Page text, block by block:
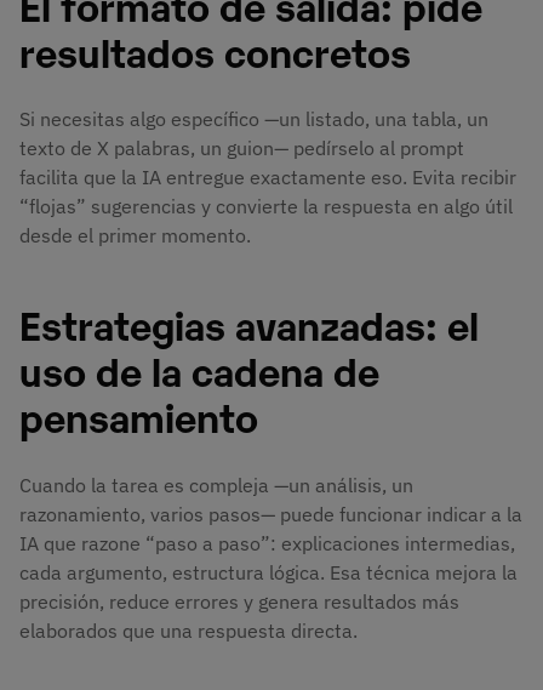
resultados concretos
Si necesitas algo específico —un listado, una tabla, un
texto de X palabras, un guion— pedírselo al prompt
facilita que la IA entregue exactamente eso. Evita recibir
“flojas” sugerencias y convierte la respuesta en algo útil
desde el primer momento.
Estrategias avanzadas: el
uso de la cadena de
pensamiento
Cuando la tarea es compleja —un análisis, un
razonamiento, varios pasos— puede funcionar indicar a la
IA que razone “paso a paso”: explicaciones intermedias,
cada argumento, estructura lógica. Esa técnica mejora la
precisión, reduce errores y genera resultados más
elaborados que una respuesta directa.